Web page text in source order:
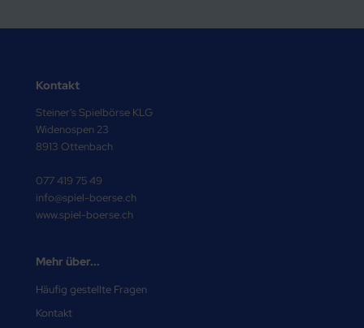
Kontakt
Steiner's Spielbörse KLG
Widenospen 23
8913 Ottenbach
077 419 75 49
info@spiel-boerse.ch
www.spiel-boerse.ch
Mehr über...
Häufig gestellte Fragen
Kontakt